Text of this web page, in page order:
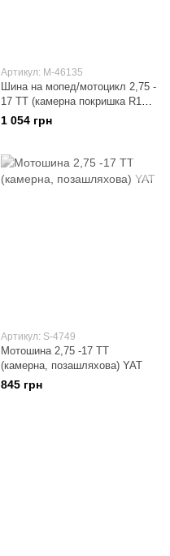
Артикул: M-46135
Шина на мопед/мотоцикл 2,75 -
17 TT (камерна покришка R17)
JH47 GULUN
1 054 грн
Артикул: S-4749
Мотошина 2,75 -17 TT
(камерна, позашляхова) YAT
845 грн